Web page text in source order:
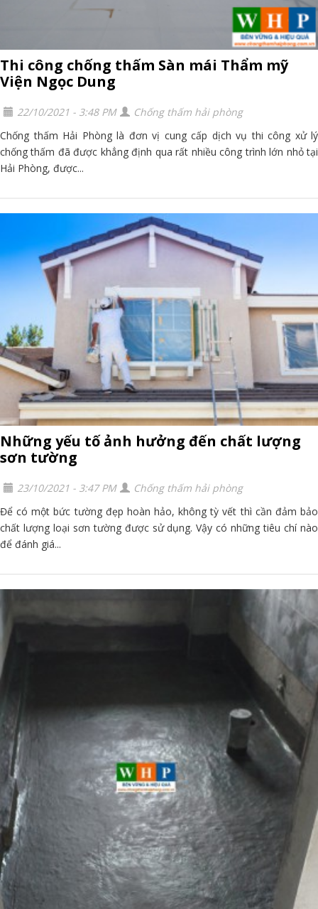
Thi công chống thấm Sàn mái Thẩm mỹ
Viện Ngọc Dung
22/10/2021 - 3:48 PM
Chống thấm hải phòng
Chống thấm Hải Phòng là đơn vị cung cấp dịch vụ thi công xử lý
chống thấm đã được khẳng định qua rất nhiều công trình lớn nhỏ tại
Hải Phòng, được...
Những yếu tố ảnh hưởng đến chất lượng
sơn tường
23/10/2021 - 3:47 PM
Chống thấm hải phòng
Để có một bức tường đẹp hoàn hảo, không tỳ vết thì cần đảm bảo
chất lượng loại sơn tường được sử dụng. Vậy có những tiêu chí nào
để đánh giá...